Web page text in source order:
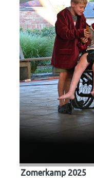
Zomerkamp 2025